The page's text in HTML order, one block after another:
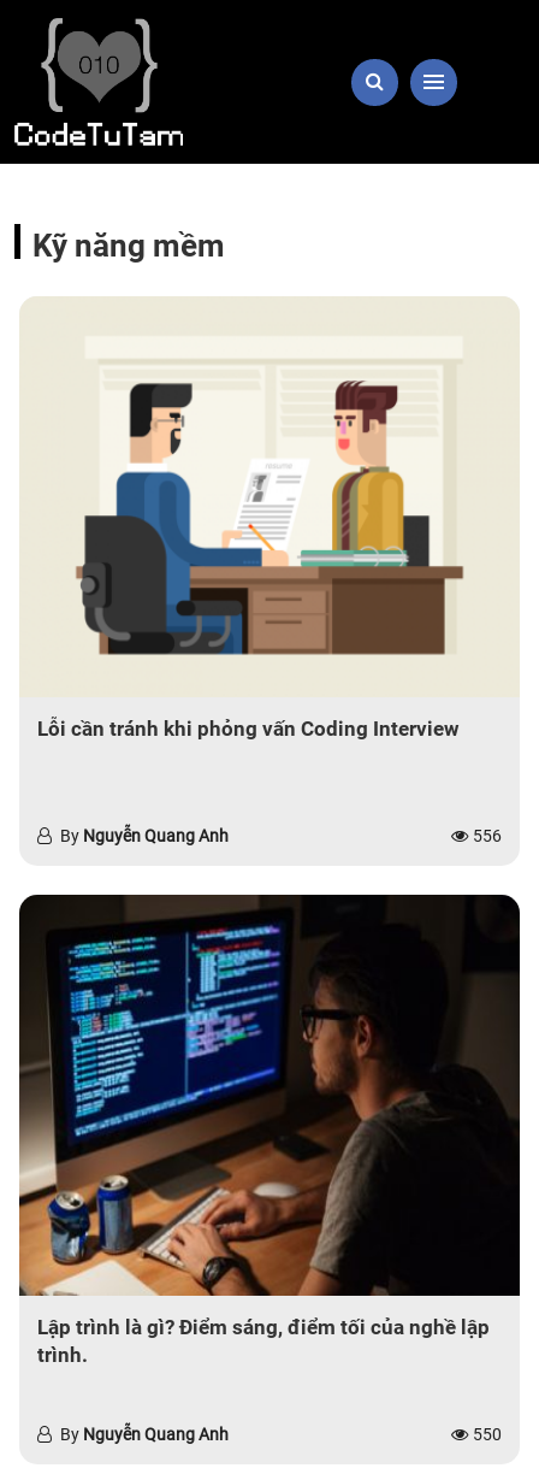
Kỹ năng mềm
Lỗi cần tránh khi phỏng vấn Coding Interview
By Nguyễn Quang Anh 556
Lập trình là gì? Điểm sáng, điểm tối của nghề lập
trình.
By Nguyễn Quang Anh 550